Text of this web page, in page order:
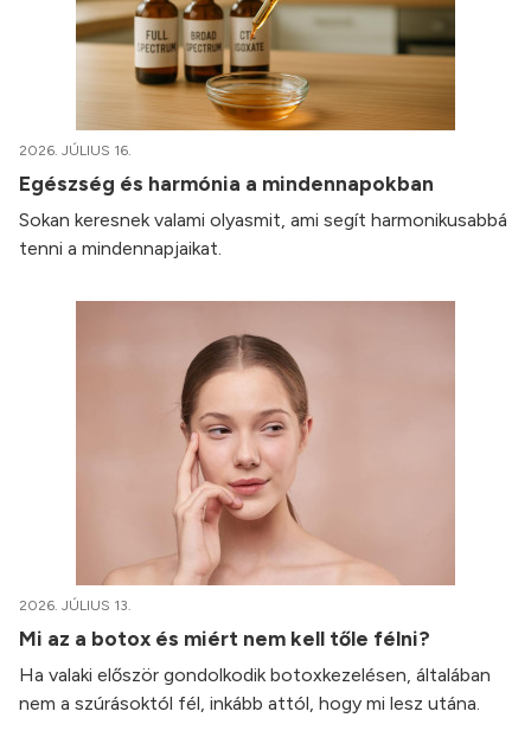
2026. JÚLIUS 16.
Egészség és harmónia a mindennapokban
Sokan keresnek valami olyasmit, ami segít harmonikusabbá
tenni a mindennapjaikat.
2026. JÚLIUS 13.
Mi az a botox és miért nem kell tőle félni?
Ha valaki először gondolkodik botoxkezelésen, általában
nem a szúrásoktól fél, inkább attól, hogy mi lesz utána.